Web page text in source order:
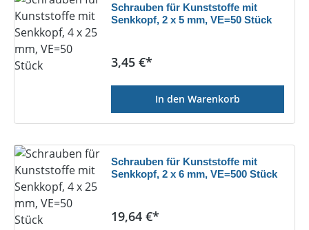
Schrauben für Kunststoffe mit
Senkkopf, 2 x 5 mm, VE=50 Stück
Regulärer Preis:
3,45 €*
In den Warenkorb
Schrauben für Kunststoffe mit
Senkkopf, 2 x 6 mm, VE=500 Stück
Regulärer Preis:
19,64 €*